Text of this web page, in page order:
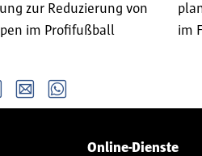
zur Reduzierung von
im Profifußball
im
email Whatsapp
Online-Dienste